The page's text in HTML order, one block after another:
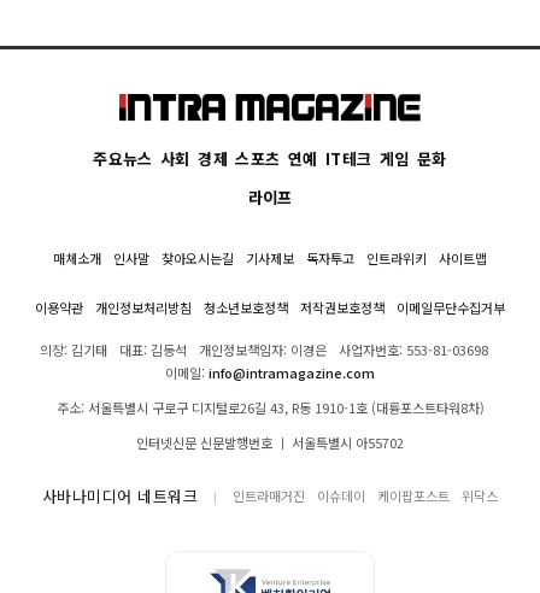
주요뉴스 사회 경제 스포츠 연예 IT테크 게임 문화
라이프
매체소개 인사말 찾아오시는길 기사제보 독자투고 인트라위키 사이트맵
이용약관 개인정보처리방침 청소년보호정책 저작권보호정책 이메일무단수집거부
의장: 김기태 대표: 김동석 개인정보책임자: 이경은
사업자번호: 553-81-03698
이메일:info@intramagazine.com
주소: 서울특별시 구로구 디지털로26길 43, R동 1910-1호 (대륭포스트타워8차)
인터넷신문 신문발행번호 ㅣ 서울특별시 아55702
사바나미디어 네트워크 인트라매거진 이슈데이 케이팝포스트 위닥스